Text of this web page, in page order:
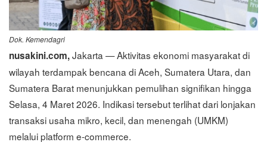
Dok. Kemendagri
nusakini.com,Jakarta — Aktivitas ekonomi masyarakat di
wilayah terdampak bencana di Aceh, Sumatera Utara, dan
Sumatera Barat menunjukkan pemulihan signifikan hingga
Selasa, 4 Maret 2026. Indikasi tersebut terlihat dari lonjakan
transaksi usaha mikro, kecil, dan menengah (UMKM)
melalui platform e-commerce.